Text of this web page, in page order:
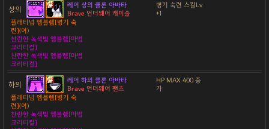
상의
레어 상의 클론 아바타
Brave 언더웨어 캐미솔
병기 숙련 스킬Lv
+1
플래티넘 엠블렘[병기 숙
련](여)
찬란한 녹색빛 엠블렘[마법
크리티컬]
찬란한 녹색빛 엠블렘[마법
크리티컬]
하의
레어 하의 클론 아바타
Brave 언더웨어 팬츠
HP MAX 400 증
가
플래티넘 엠블렘[병기 숙
련](여)
찬란한 녹색빛 엠블렘[마법
크리티컬]